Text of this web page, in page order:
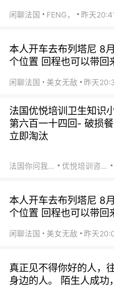
闲聊法国 FENG， 昨天
本人开车去布列塔尼 8
个位置 回程也可以带回
闲聊法国 美女无敌 昨天
法国优悦培训卫生知识
第六百一十四回- 破损
立即淘汰
法国你问我答 优悦培训咨询
本人开车去布列塔尼 8
个位置 回程也可以带回
闲聊法国 美女无敌 昨天
真正见不得你好的人，
身边的人。 陌生人成功